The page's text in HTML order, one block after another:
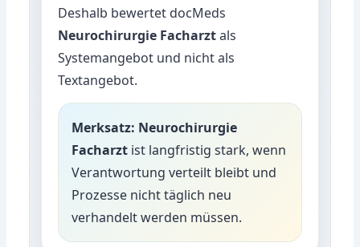
Deshalb bewertet docMeds
Neurochirurgie Facharztals
Systemangebot und nicht als
Textangebot.
Merksatz: Neurochirurgie
Facharzt ist langfristig stark, wenn
Verantwortung verteilt bleibt und
Prozesse nicht täglich neu
verhandelt werden müssen.